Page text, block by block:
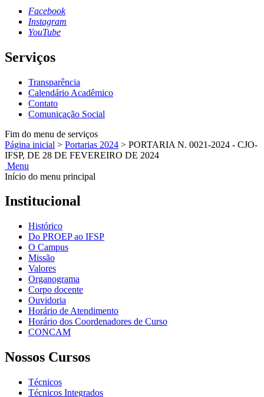
Facebook
Instagram
YouTube
Serviços
Transparência
Calendário Acadêmico
Contato
Comunicação Social
Fim do menu de serviços
Página inicial > Portarias 2024 > PORTARIA N. 0021-2024 - CJO-
IFSP, DE 28 DE FEVEREIRO DE 2024
Menu
Início do menu principal
Institucional
Histórico
Do PROEP ao IFSP
O Campus
Missão
Valores
Organograma
Corpo docente
Ouvidoria
Horário de Atendimento
Horário dos Coordenadores de Curso
CONCAM
Nossos Cursos
Técnicos
Técnicos Integrados